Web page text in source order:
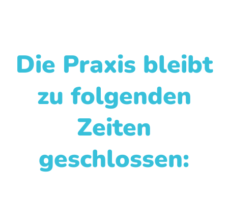
Die Praxis bleibt
zu folgenden
Zeiten
geschlossen: